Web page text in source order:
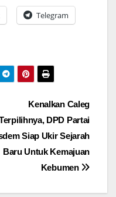
Telegram
Kenalkan Caleg
DPD Partai
Siap Ukir Sejarah
Baru Untuk Kemajuan
Kebumen